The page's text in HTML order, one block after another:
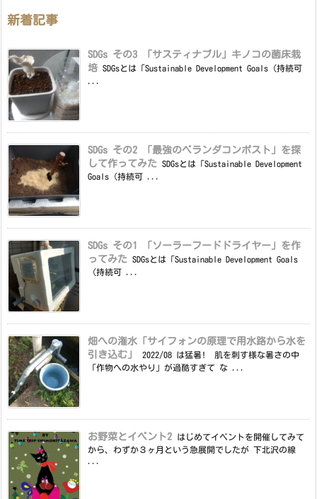
新着記事
SDGs その3 「サスティナブル」キノコの菌床栽
培 SDGsとは「Sustainable Development Goals（持続可
SDGs その2 「最強のベランダコンポスト」を探
して作ってみた
SDGsとは「Sustainable Development
Goals（持続可 ...
SDGs その1 「ソーラーフードドライヤー」を作
ってみた
SDGsとは「Sustainable Development Goals
（持続可 ...
畑への潅水「サイフォンの原理で用水路から水を
引き込む」
2022/08 は猛暑! 肌を刺す様な暑さの中
「作物への水やり」が過酷すぎて な ...
お野菜とイベント2
はじめてイベントを開催してみて
から、わずか３ヶ月という急展開でしたが 下北沢の線